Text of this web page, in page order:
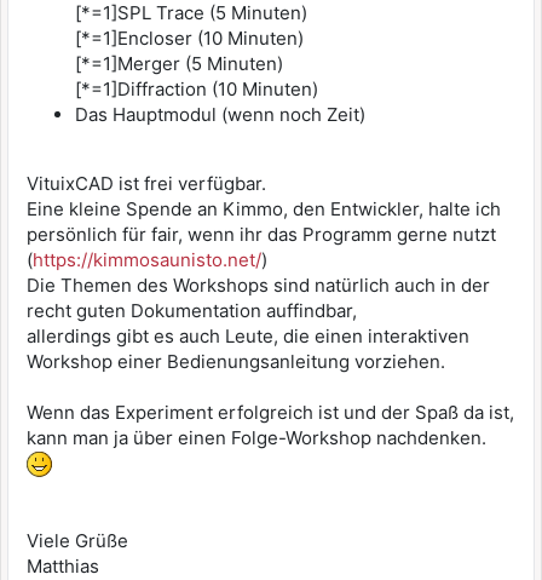
[*=1]SPL Trace (5 Minuten)
[*=1]Encloser (10 Minuten)
[*=1]Merger (5 Minuten)
[*=1]Diffraction (10 Minuten)
Das Hauptmodul (wenn noch Zeit)
VituixCAD ist frei verfügbar.
Eine kleine Spende an Kimmo, den Entwickler, halte ich
persönlich für fair, wenn ihr das Programm gerne nutzt
(https://kimmosaunisto.net/)
Die Themen des Workshops sind natürlich auch in der
recht guten Dokumentation auffindbar,
allerdings gibt es auch Leute, die einen interaktiven
Workshop einer Bedienungsanleitung vorziehen.
Wenn das Experiment erfolgreich ist und der Spaß da ist,
kann man ja über einen Folge-Workshop nachdenken.
Viele Grüße
Matthias